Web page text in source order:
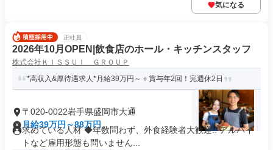
気になる
正社員
2026年10月OPEN|飲食店のホール・キッチンスタッフ
株式会社ＫＩＳＳＵＩ ＧＲＯＵＰ
*高収入&厚待遇求人*月給39万円～＋賞与年2回！完週休2日
〒020-0022岩手県盛岡市大通
月給39万円～88万円
求めている人材 ◆年数問わず、外食経験者大歓迎!! アルバイ
トなど雇用形態も問いません...